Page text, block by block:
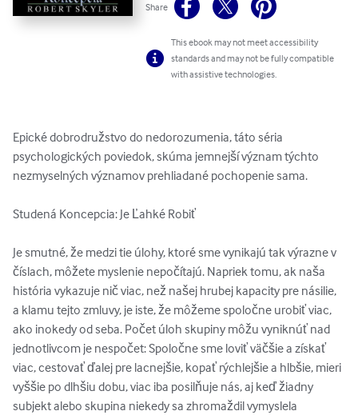
Share
This ebook may not meet accessibility
standards and may not be fully compatible
with assistive technologies.
Epické dobrodružstvo do nedorozumenia, táto séria
psychologických poviedok, skúma jemnejší význam týchto
nezmyselných významov prehliadané pochopenie sama.
Studená Koncepcia: Je Ľahké Robiť
Je smutné, že medzi tie úlohy, ktoré sme vynikajú tak výrazne v
číslach, môžete myslenie nepočítajú. Napriek tomu, ak naša
história vykazuje nič viac, než našej hrubej kapacity pre násilie,
a klamu tejto zmluvy, je iste, že môžeme spoločne urobiť viac,
ako inokedy od seba. Počet úloh skupiny môžu vyniknúť nad
jednotlivcom je nespočet: Spoločne sme loviť väčšie a získať
viac, cestovať ďalej pre lacnejšie, kopať rýchlejšie a hlbšie, mieri
vyššie po dlhšiu dobu, viac iba posilňuje nás, aj keď žiadny
subjekt alebo skupina niekedy sa zhromaždil vymyslela